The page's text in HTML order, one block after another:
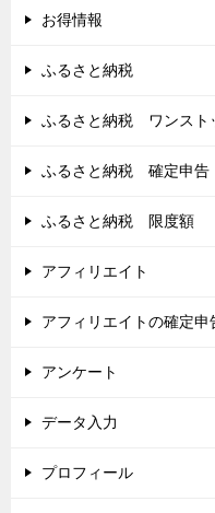
お得情報
ふるさと納税
ふるさと納税 ワンスト
ふるさと納税 確定申告
ふるさと納税 限度額
アフィリエイト
アフィリエイトの確定申
アンケート
データ入力
プロフィール